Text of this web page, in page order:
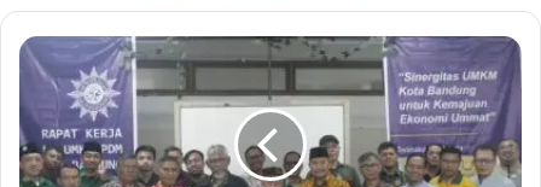
siswa.
”Kami dari pihak sekolah menyampaikan terima kasih kepada
seluruh orang tua yang telah memberikan dukungan dan
kepercayaan selama proses pembelajaran berlangsung.
Sinergi antara guru dan orang tua menjadi kunci keberhasilan